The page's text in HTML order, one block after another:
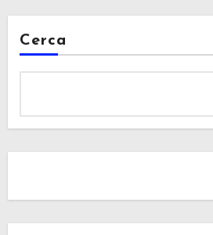
Cerca